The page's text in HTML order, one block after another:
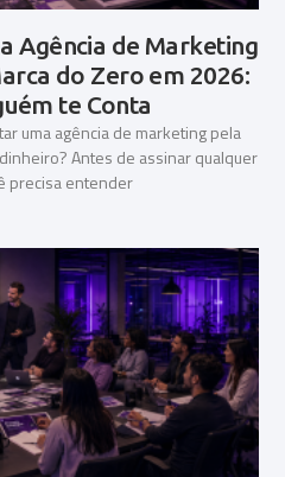
Agência de Marketing
do Zero em 2026:
te Conta
uma agência de marketing pela
Antes de assinar qualquer
precisa entender